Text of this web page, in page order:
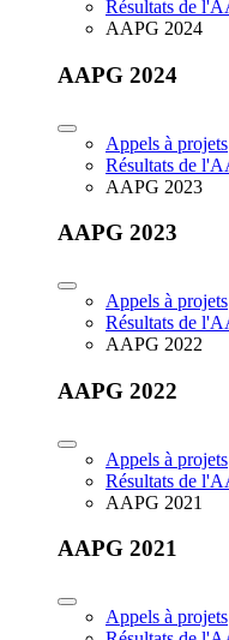
Résultats de
AAPG 2024
AAPG 2024
Appels à projets
Résultats de
AAPG 2023
AAPG 2023
Appels à projets
Résultats de
AAPG 2022
AAPG 2022
Appels à projets
Résultats de
AAPG 2021
AAPG 2021
Appels à projets